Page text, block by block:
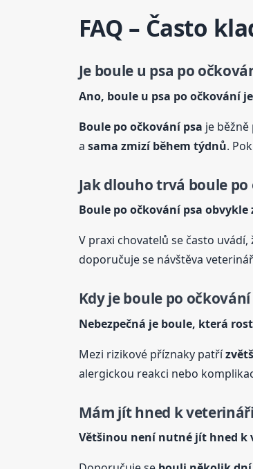
FAQ – Často
Je boule u psa po
Ano, bouleu psa po očkování
Boulepo očkování psa je
a sama zmizí během týdnů.
Jak dlouho trvá boule po
Boulepo očkování psa obvykle
V praxi chovatelů se často uvádí,
doporučuje se návštěva
Kdy jeboulepo očkování
Nebezpečná je boule, která
Mezi rizikové příznaky patří
alergickou reakci nebo
Mám jít hned k
Většinou není nutné jít hned k